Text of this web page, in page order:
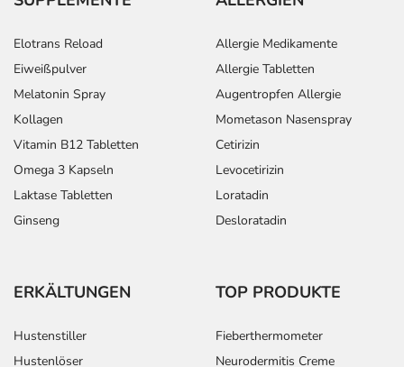
Text Personen Einzeldosis
Erhöhte
Fettkonzentration im
Kinder ab
10 Jahren
1 Tablette
Erhöhte
Fettkonzentration im
Blut:
Erwachsene 1 Tablette
Anwendungshinweise
Elotrans Reload
Eiweißpulver
Melatonin Spray
Kollagen
Vitamin B12 Tabletten
Omega 3 Kapseln
Laktase Tabletten
Ginseng
Allergie Medikamente
Allergie Tabletten
Augentropfen Allergie
Mometason Nasenspray
Cetirizin
Levocetirizin
Loratadin
Desloratadin
ERKÄLTUNGEN
Hustenstiller
Hustenlöser
TOP PRODUKTE
Fieberthermometer
Neurodermitis Creme